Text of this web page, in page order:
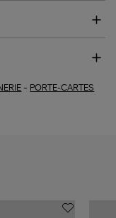
- PORTE-CARTES